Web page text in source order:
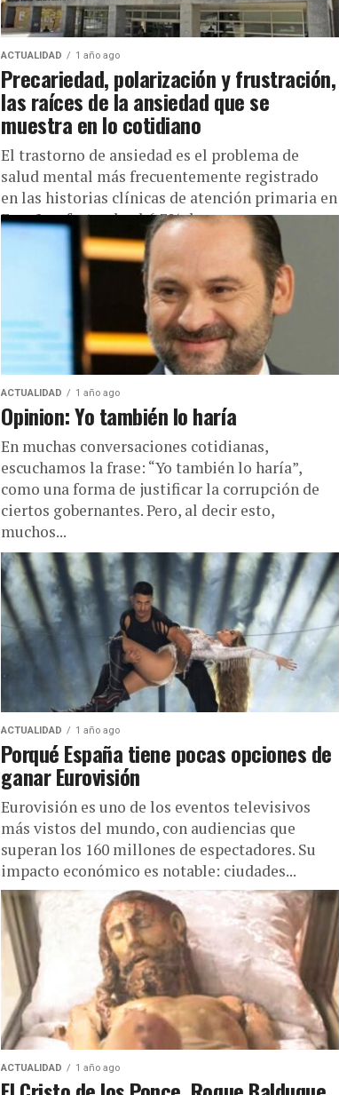
ACTUALIDAD 1 año ago
Precariedad, polarización y frustración,
las raíces de la ansiedad que se
muestra en lo cotidiano
El trastorno de ansiedad es el problema de
salud mental más frecuentemente registrado
en las historias clínicas de atención primaria en
España, afectando al 6,7% de...
ACTUALIDAD 1 año ago
Opinion: Yo también lo haría
En muchas conversaciones cotidianas,
escuchamos la frase: “Yo también lo haría”,
como una forma de justificar la corrupción de
ciertos gobernantes. Pero, al decir esto,
muchos...
ACTUALIDAD 1 año ago
Porqué España tiene pocas opciones de
ganar Eurovisión
Eurovisión es uno de los eventos televisivos
más vistos del mundo, con audiencias que
superan los 160 millones de espectadores. Su
impacto económico es notable: ciudades...
ACTUALIDAD 1 año ago